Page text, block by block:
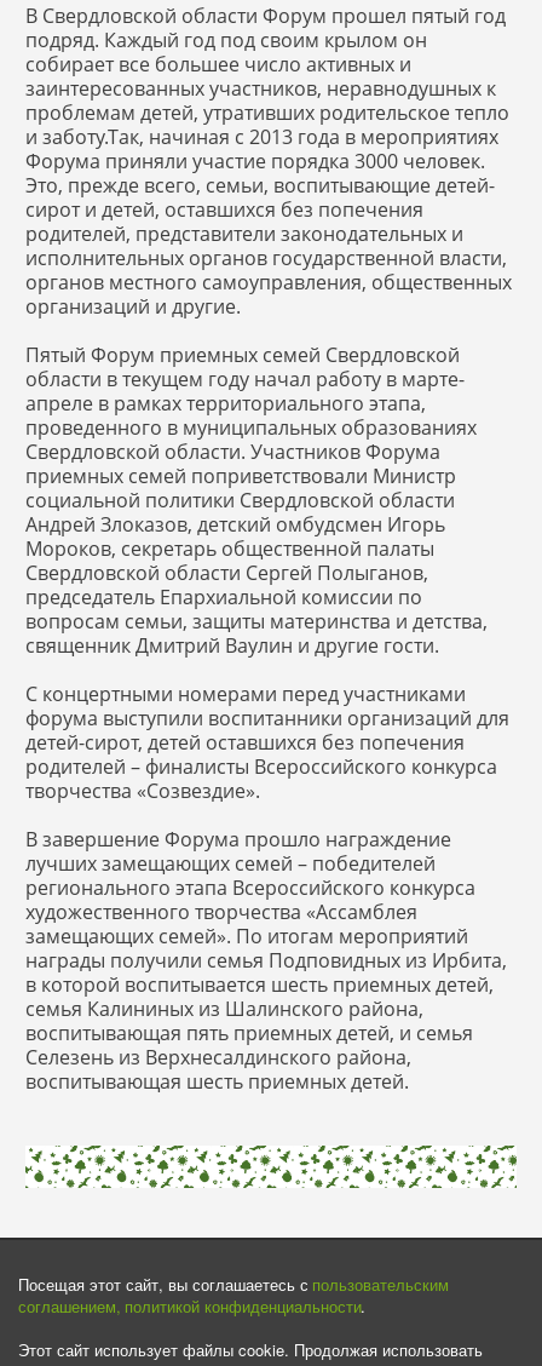
В Свердловской области Форум прошел пятый год
подряд. Каждый год под своим крылом он
собирает все большее число активных и
заинтересованных участников, неравнодушных к
проблемам детей, утративших родительское тепло
и заботу.Так, начиная с 2013 года в мероприятиях
Форума приняли участие порядка 3000 человек.
Это, прежде всего, семьи, воспитывающие детей-
сирот и детей, оставшихся без попечения
родителей, представители законодательных и
исполнительных органов государственной власти,
органов местного самоуправления, общественных
организаций и другие.
Пятый Форум приемных семей Свердловской
области в текущем году начал работу в марте-
апреле в рамках территориального этапа,
проведенного в муниципальных образованиях
Свердловской области. Участников Форума
приемных семей поприветствовали Министр
социальной политики Свердловской области
Андрей Злоказов, детский омбудсмен Игорь
Мороков, секретарь общественной палаты
Свердловской области Сергей Полыганов,
председатель Епархиальной комиссии по
вопросам семьи, защиты материнства и детства,
священник Дмитрий Ваулин и другие гости.
С концертными номерами перед участниками
форума выступили воспитанники организаций для
детей-сирот, детей оставшихся без попечения
родителей – финалисты Всероссийского конкурса
творчества «Созвездие».
В завершение Форума прошло награждение
лучших замещающих семей – победителей
регионального этапа Всероссийского конкурса
художественного творчества «Ассамблея
замещающих семей». По итогам мероприятий
награды получили семья Подповидных из Ирбита,
в которой воспитывается шесть приемных детей,
семья Калининых из Шалинского района,
воспитывающая пять приемных детей, и семья
Селезень из Верхнесалдинского района,
воспитывающая шесть приемных детей.
Посещая этот сайт, вы соглашаетесь с пользовательским
соглашением, политикой конфиденциальности.
Этот сайт использует файлы cookie. Продолжая использовать